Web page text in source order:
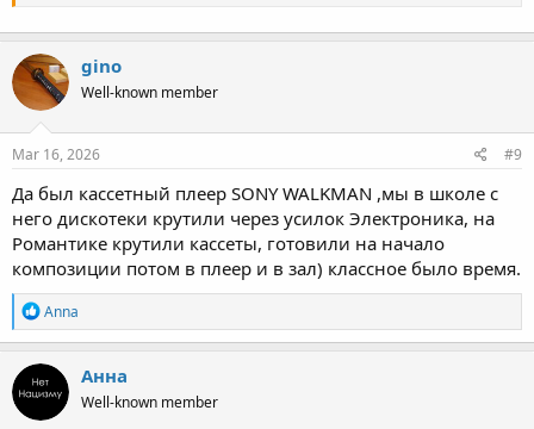
gino
Well-known member
Mar 16, 2026 #9
Да был кассетный плеер SONY WALKMAN ,мы в школе с
него дискотеки крутили через усилок Электроника, на
Романтике крутили кассеты, готовили на начало
композиции потом в плеер и в зал) классное было время.
R
e
a
c
t
i
o
Anna
Анна
Well-known member